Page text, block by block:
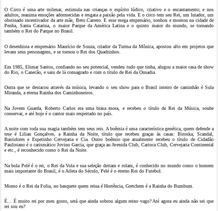
O Circo é uma arte milenar, estimula nas crianças o espírito lúdico, criativo e o encantamento; e nos
adultos, reanima emoções adormecidas e resgata a paixão pela vida. E o circo tem seu Rei, um lutador, um
obstinado incentivador da arte mãe, Beto Carrero. E esse mega empresário, sonhou e montou na cidade de
Penha, Santa Catarina, o maior Parque da América Latina e o quinto maior do mundo, se tornando
também o Rei do Parque no Brasil.
O desenhista e empresário Maurício de Souza, criador da Turma da Mônica, apostou alto em projetos que
levam seus personagens, e se tornou o Rei dos Quadrinhos.
Em 1985, Elimar Santos, confiando no seu potencial, vendeu tudo que tinha, alugou a maior casa de show
do Rio, o Canecão, e saiu de lá consagrado e com o título de Rei da Ousadia.
Outra que se destacou através da música, levando o seu show para o Brasil inteiro de caminhão é Sula
Miranda, a eterna Rainha dos Caminhoneiros.
Na Jovem Guarda, Roberto Carlos era uma brasa mora, e recebeu o título de Rei da Música, soube
conservar, e até hoje é o cantor mais respeitado no país.
A noite com toda sua magia também tem seus reis. A boêmia é uma característica genética, quem defende a
tese é Lilian Gonçalves, a Rainha da Noite, título que recebeu graças às casas: Biroska, Scandal,
Bastidores e Espetinho Cervejaria e Cia. Outro boêmio que atualmente recebeu o título de Cidadão
Paulistano é o carismático Jovino Garcia, que graça ao Avenida Club, Carioca Club, Cervejaria Continental
e etc., é reconhecido como o Rei da Noite.
Na bola Pelé é o rei, o Rei da Vola e sua seleção deitam e rolam, é conhecido no mundo como o homem
mais importante do Brasil, é o Atleta do Século, Pelé é o eterno Rei do Futebol.
Momo é o Rei da Folia, no basquete quem reina é Hortência, Gretchem é a Rainha do Bumbum.
É... É muito rei por meu gosto, será que ainda sobrou algum reino vago? Até agora eu ainda não sei que
rei sou eu?